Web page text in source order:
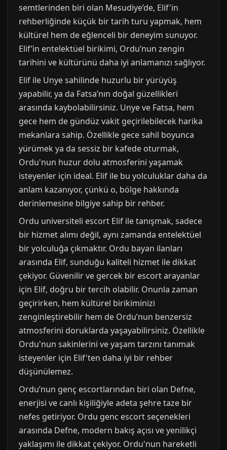
semtlerinden biri olan Mesudiye’de, Elif'in
rehberliğinde küçük bir tarih turu yapmak, hem
kültürel hem de eğlenceli bir deneyim sunuyor.
Elif’in entelektüel birikimi, Ordu’nun zengin
tarihini ve kültürünü daha iyi anlamanızı sağlıyor.
Elif ile Unye sahilinde huzurlu bir yürüyüş
yapabilir, ya da Fatsa’nın doğal güzellikleri
arasında kaybolabilirsiniz. Unye ve Fatsa, hem
gece hem de gündüz vakit geçirilebilecek harika
mekanlara sahip. Özellikle gece sahil boyunca
yürümek ya da sessiz bir kafede oturmak,
Ordu'nun huzur dolu atmosferini yaşamak
isteyenler için ideal. Elif ile bu yolculuklar daha da
anlam kazanıyor, çünkü o, bölge hakkında
derinlemesine bilgiye sahip bir rehber.
Ordu universiteli escort Elif ile tanışmak, sadece
bir hizmet alımı değil, aynı zamanda entelektüel
bir yolculuğa çıkmaktır. Ordu bayan ilanları
arasında Elif, sunduğu kaliteli hizmet ile dikkat
çekiyor. Güvenilir ve gercek bir escort arayanlar
için Elif, doğru bir tercih olabilir. Onunla zaman
geçirirken, hem kültürel birikiminizi
zenginleştirebilir hem de Ordu’nun benzersiz
atmosferini doruklarda yaşayabilirsiniz. Özellikle
Ordu'nun sakinlerini ve yaşam tarzını tanımak
isteyenler için Elif'ten daha iyi bir rehber
düşünülemez.
Ordu’nun genç escortlarından biri olan Defne,
enerjisi ve canlı kişiliğiyle adeta şehre taze bir
nefes getiriyor. Ordu genc escort seçenekleri
arasında Defne, modern bakış açısı ve yenilikçi
yaklaşımı ile dikkat çekiyor. Ordu'nun hareketli